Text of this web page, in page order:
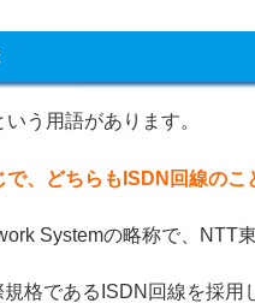
う用語があります。
、どちらもISDN回線のこ
Systemの略称で、NTT
格であるISDN回線を採用